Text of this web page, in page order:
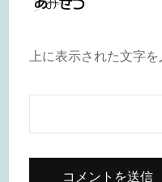
上に表示された文字を